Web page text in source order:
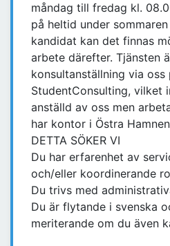
måndag till fredag kl.
på heltid under
kandidat kan det finnas
arbete därefter. Tjänsten
konsultanställning via oss
StudentConsulting, vilket
anställd av oss men
har kontor i Östra
DETTA SÖKER VI
Du har erfarenhet av
och/eller koordinerande
Du trivs med
Du är flytande i svenska
meriterande om du även